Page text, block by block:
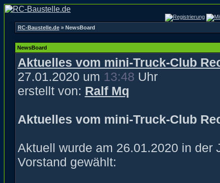
RC-Baustelle.de» NewsBoard
NewsBoard
Aktuelles vom mini-Truck-Club
27.01.2020 um 13:48 Uhr
erstellt von: Ralf Mq
Aktuelles vom mini-Truck-Club
Aktuell wurde am 26.01.2020 in der
Vorstand gewählt: